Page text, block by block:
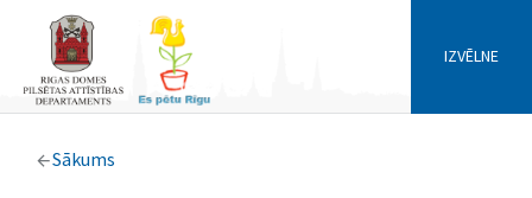
IZVĒLNE
Sākums